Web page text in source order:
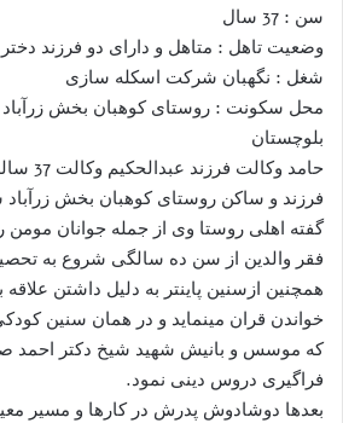
سن : 37 سال
وضعیت تاهل : متاهل و دارای دو فرزند دختر
شغل : نگهبان شرکت اسکله سازی
محل سکونت : روستای کوهبان بخش
بلوچستان
حامد
فرزند و ساکن روستای کوهبان بخش
گفته اهلی روستا وی از جمله جوانان مومن
فقر والدین از سن ده سالگی شروع به
همچنین ازسنین پاینتر به دلیل داشتن
خواندن قران مینماید و در همان سنین
که موسس و بانیش شهید شیخ دکتر احمد
فراگیری دروس دینی نمود.
بعدها دوشادوش پدرش در کارها و مسیر